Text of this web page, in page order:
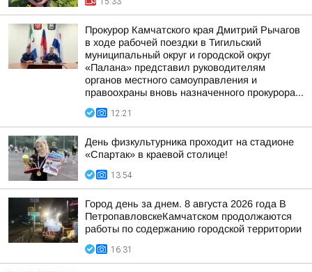
Прокурор Камчатского края Дмитрий Рычагов
в ходе рабочей поездки в Тигильский
муниципальный округ и городской округ
«Палана» представил руководителям
органов местного самоуправления и
правоохраны вновь назначенного прокурора...
12:21
День физкультурника проходит на стадионе
«Спартак» в краевой столице!
13:54
Город день за днем. 8 августа 2026 года В
ПетропавловскеКамчатском продолжаются
работы по содержанию городской территории
16:31